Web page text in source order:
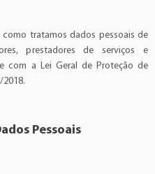
tratamos dados pessoais de
prestadores de serviços e
com a Lei Geral de Proteção de
2018.
Pessoais